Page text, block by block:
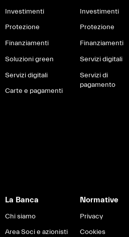
Investimenti
Protezione
Finanziamenti
Soluzioni green
Servizi digitali
Carte e pagamenti
Investimenti
Protezione
Finanziamenti
Servizi digitali
Servizi di
pagamento
La Banca
Chi siamo
Area Soci e azionisti
Normative
Privacy
Cookies